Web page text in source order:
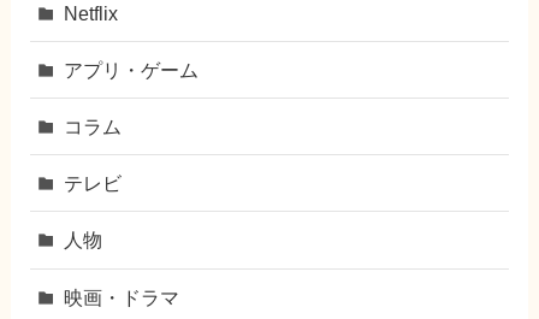
Netflix
アプリ・ゲーム
コラム
テレビ
人物
映画・ドラマ